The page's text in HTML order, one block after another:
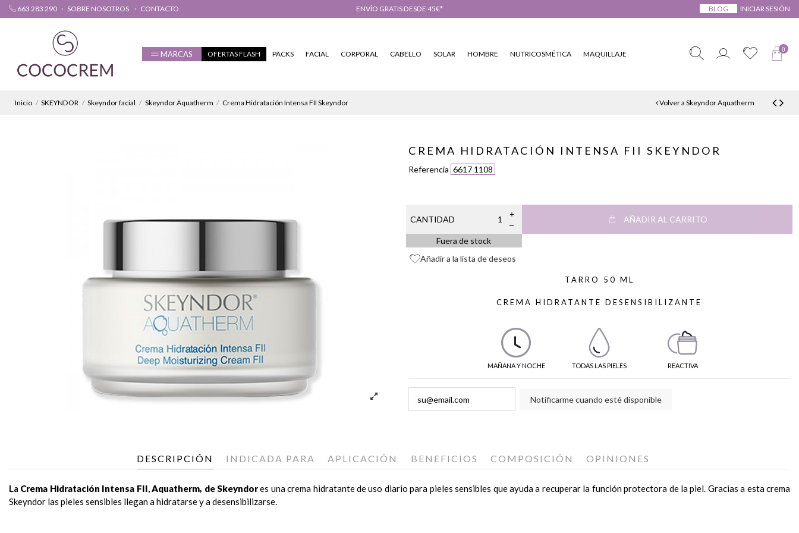
663 283 290 SOBRE NOSOTROS CONTACTO ENVÍO GRATIS DESDE 45€* BLOG INICIAR SESIÓN
MARCAS OFERTAS FLASH PACKS FACIAL CORPORAL CABELLO SOLAR HOMBRE NUTRICOSMÉTICA MAQUILLAJE
0
Inicio SKEYNDOR Skeyndor facial Skeyndor Aquatherm Crema Hidratación Intensa FII Skeyndor Volver a Skeyndor Aquatherm
CREMA HIDRATACIÓN INTENSA FII SKEYNDOR
Referencia 6617 1108
CANTIDAD AÑADIR AL CARRITO
Fuera de stock
Añadir a la lista de deseos
TARRO 50 ML
CREMA HIDRATANTE DESENSIBILIZANTE
MAÑANA Y NOCHE TODAS LAS PIELES REACTIVA
Notificarme cuando esté disponible
DESCRIPCIÓN INDICADA PARA APLICACIÓN BENEFICIOS COMPOSICIÓN OPINIONES
La Crema Hidratación Intensa FII,Aquatherm, de Skeyndores una crema hidratante de uso diario para pieles sensibles que ayuda a recuperar la función protectora de la piel. Gracias a esta crema
Skeyndor las pieles sensibles llegan a hidratarse y a desensibilizarse.